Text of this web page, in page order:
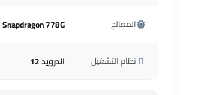
المعالج Snapdragon 778G
نظام التشغيل اندرويد 12